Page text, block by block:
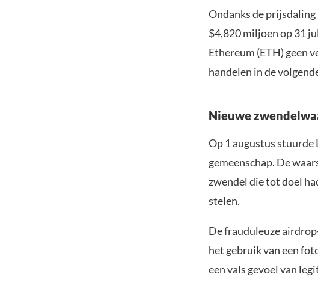
Ondanks de prijsdaling
$4,820 miljoen op 31
Ethereum (ETH) geen
handelen in de
Nieuwe
Op 1 augustus stuurde
gemeenschap. De
zwendel die tot doel
stelen.
De frauduleuze
het gebruik van een
een vals gevoel van